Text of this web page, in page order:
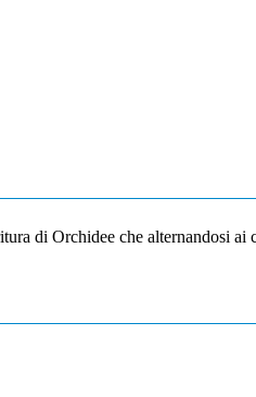
di Orchidee che alternandosi